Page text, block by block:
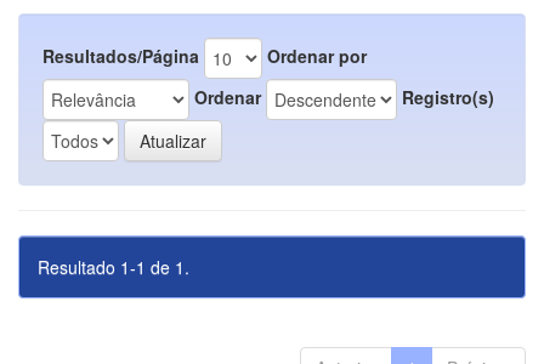
Resultados/Página
Ordenar por
Ordenar
Registro(s)
Resultado 1-1 de 1.